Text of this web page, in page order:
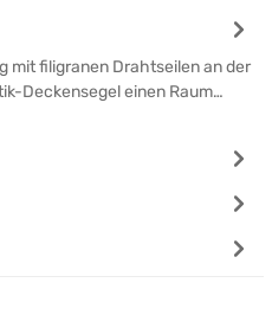
mit filigranen Drahtseilen an der
Deckensegel einen Raum…